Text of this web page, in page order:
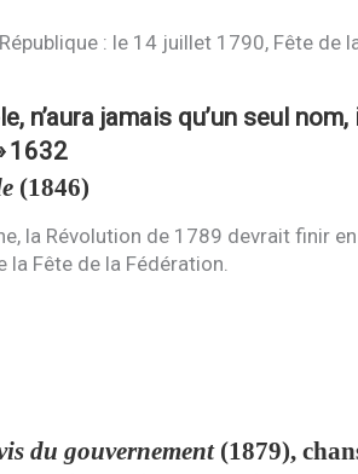
: le 14 juillet 1790, Fête de
n’aura jamais qu’un seul
1632
(1846)
la Révolution de 1789 devrait finir
Fête de la Fédération.
du gouvernement(1879),